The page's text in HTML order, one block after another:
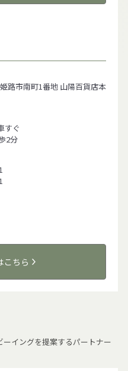
路市南町1番地 山陽百貨店本
すぐ
2分
こちら
イングを提案するパートナー